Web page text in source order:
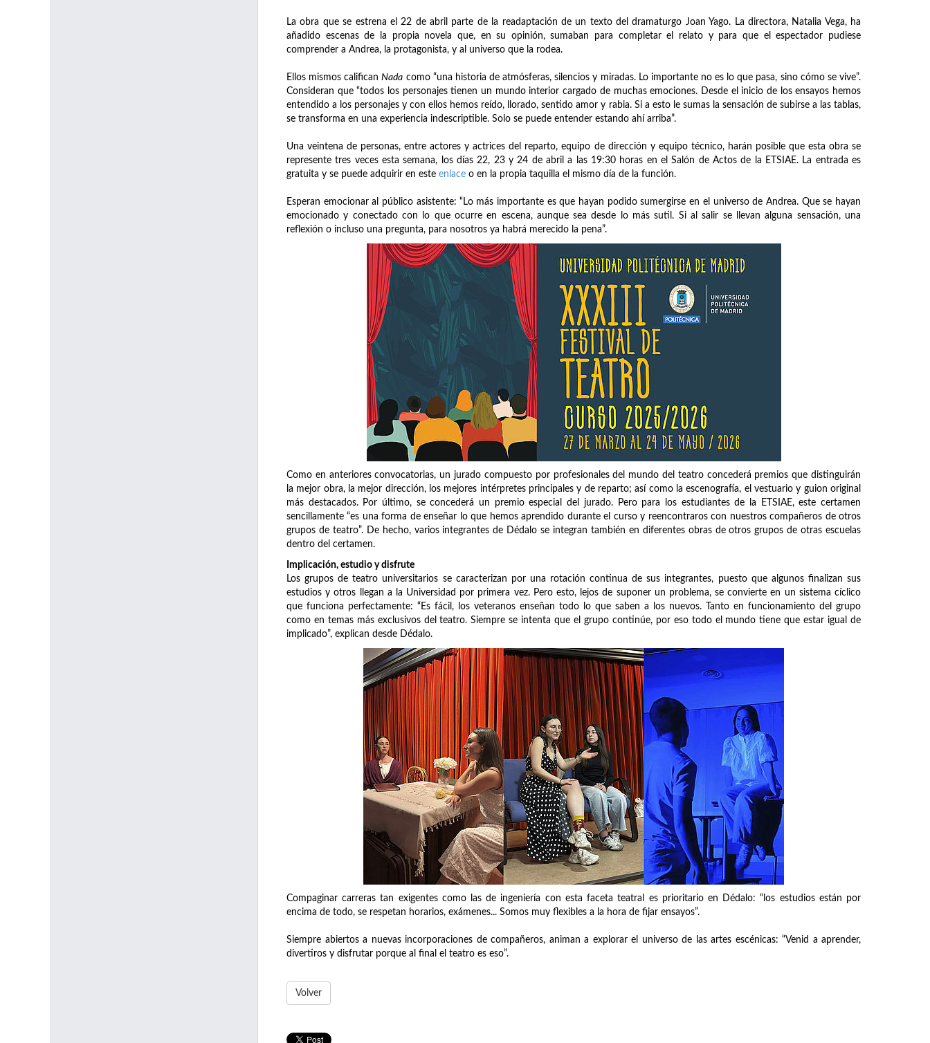
La obra que se estrena el 22 de abril parte de la readaptación de un texto del dramaturgo Joan Yago. La directora, Natalia Vega, ha
añadido escenas de la propia novela que, en su opinión, sumaban para completar el relato y para que el espectador pudiese
comprender a Andrea, la protagonista, y al universo que la rodea.
Ellos mismos calificanNada como “una historia de atmósferas, silencios y miradas. Lo importante no es lo que pasa, sino cómo se vive”.
Consideran que “todos los personajes tienen un mundo interior cargado de muchas emociones. Desde el inicio de los ensayos hemos
entendido a los personajes y con ellos hemos reído, llorado, sentido amor y rabia. Si a esto le sumas la sensación de subirse a las tablas,
se transforma en una experiencia indescriptible. Solo se puede entender estando ahí arriba”.
Una veintena de personas, entre actores y actrices del reparto, equipo de dirección y equipo técnico, harán posible que esta obra se
represente tres veces esta semana, los días 22, 23 y 24 de abril a las 19:30 horas en el Salón de Actos de la ETSIAE. La entrada es
gratuita y se puede adquirir en este enlace o en la propia taquilla el mismo día de la función.
Esperan emocionar al público asistente: “Lo más importante es que hayan podido sumergirse en el universo de Andrea. Que se hayan
emocionado y conectado con lo que ocurre en escena, aunque sea desde lo más sutil. Si al salir se llevan alguna sensación, una
reflexión o incluso una pregunta, para nosotros ya habrá merecido la pena”.
Como en anteriores convocatorias, un jurado compuesto por profesionales del mundo del teatro concederá premios que distinguirán
la mejor obra, la mejor dirección, los mejores intérpretes principales y de reparto; así como la escenografía, el vestuario y guion original
más destacados. Por último, se concederá un premio especial del jurado. Pero para los estudiantes de la ETSIAE, este certamen
sencillamente “es una forma de enseñar lo que hemos aprendido durante el curso y reencontraros con nuestros compañeros de otros
grupos de teatro”. De hecho, varios integrantes de Dédalo se integran también en diferentes obras de otros grupos de otras escuelas
dentro del certamen.
Implicación, estudio y disfrute
Los grupos de teatro universitarios se caracterizan por una rotación continua de sus integrantes, puesto que algunos finalizan sus
estudios y otros llegan a la Universidad por primera vez. Pero esto, lejos de suponer un problema, se convierte en un sistema cíclico
que funciona perfectamente: “Es fácil, los veteranos enseñan todo lo que saben a los nuevos. Tanto en funcionamiento del grupo
como en temas más exclusivos del teatro. Siempre se intenta que el grupo continúe, por eso todo el mundo tiene que estar igual de
implicado”, explican desde Dédalo.
Compaginar carreras tan exigentes como las de ingeniería con esta faceta teatral es prioritario en Dédalo: “los estudios están por
encima de todo, se respetan horarios, exámenes... Somos muy flexibles a la hora de fijar ensayos”.
Siempre abiertos a nuevas incorporaciones de compañeros, animan a explorar el universo de las artes escénicas: “Venid a aprender,
divertiros y disfrutar porque al final el teatro es eso”.
Volver